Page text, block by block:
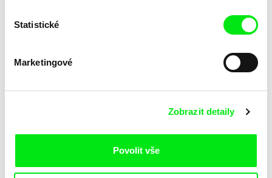
Statistické
Marketingové
Zobrazit detaily
Povolit vše
Radu Jude